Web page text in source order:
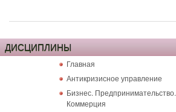
ДИСЦИПЛИНЫ
Главная
Антикризисное управление
Бизнес. Предпринимательство.
Коммерция